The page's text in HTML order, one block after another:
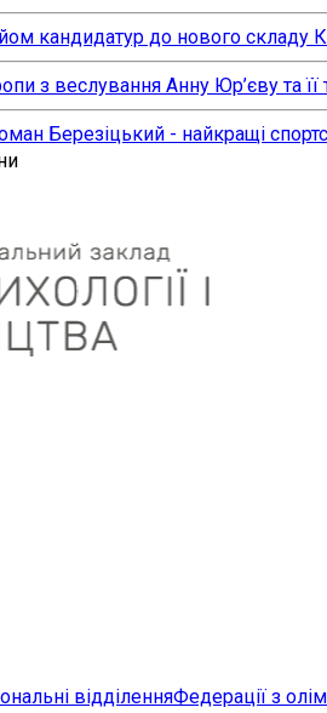
кандидатур до нового складу
з веслування Анну Юр’єву та її
Березіцький - найкращі
відділенняФедерації з